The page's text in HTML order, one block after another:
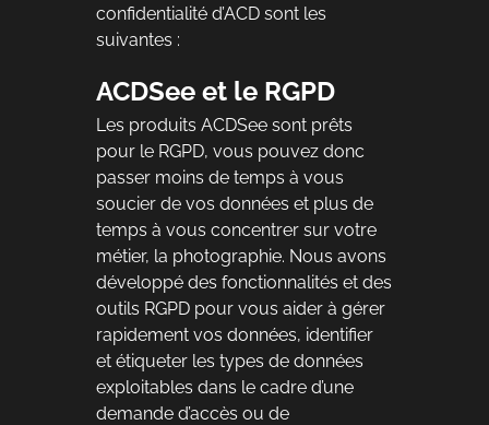
confidentialité d’ACD sont les
suivantes :
ACDSee et le RGPD
Les produits ACDSee sont prêts
pour le RGPD, vous pouvez donc
passer moins de temps à vous
soucier de vos données et plus de
temps à vous concentrer sur votre
métier, la photographie. Nous avons
développé des fonctionnalités et des
outils RGPD pour vous aider à gérer
rapidement vos données, identifier
et étiqueter les types de données
exploitables dans le cadre d’une
demande d’accès ou de